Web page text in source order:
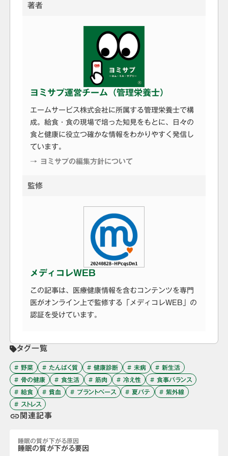
著者
ヨミサプ運営チーム（管理栄養士）
エームサービス株式会社に所属する管理栄養士で構
成。給食・食の現場で培った知見をもとに、日々の
食と健康に役立つ確かな情報をわかりやすく発信し
ています。
→ ヨミサプの編集方針について
監修
メディコレWEB
この記事は、医療健康情報を含むコンテンツを専門
医がオンライン上で監修する「メディコレWEB」の
認証を受けています。
タグ一覧
# 野菜 # たんぱく質 # 健康診断 # 未病
# 新生活
# 骨の健康
# 食生活 # 筋肉 # 冷え性
# 食事バランス
# 給食
# 貧血 # プラントベース # 夏バテ
# 紫外線
# ストレス
link関連記事
睡眠の質が下がる原因
睡眠の質が下がる要因